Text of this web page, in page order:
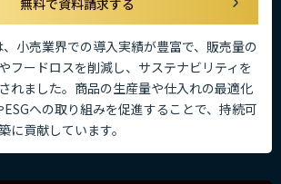
無料で資料請求する
小売業界での導入実績が豊富で、販売量の
フードロスを削減し、サステナビリティを
れました。商品の生産量や仕入れの最適化
への取り組みを促進することで、持続可
に貢献しています。